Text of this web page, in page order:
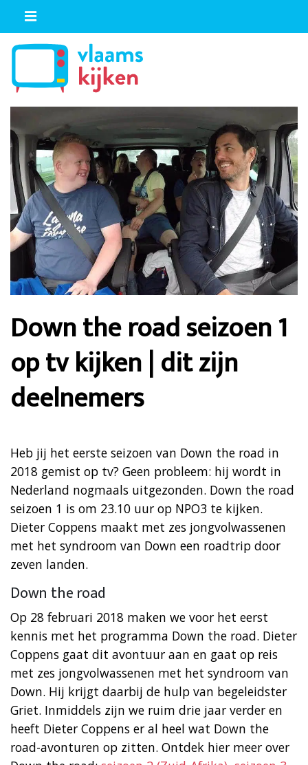
Down the road seizoen 1
op tv kijken | dit zijn
deelnemers
Heb jij het eerste seizoen van Down the road in
2018 gemist op tv? Geen probleem: hij wordt in
Nederland nogmaals uitgezonden. Down the road
seizoen 1 is om 23.10 uur op NPO3 te kijken.
Dieter Coppens maakt met zes jongvolwassenen
met het syndroom van Down een roadtrip door
zeven landen.
Down the road
Op 28 februari 2018 maken we voor het eerst
kennis met het programma Down the road. Dieter
Coppens gaat dit avontuur aan en gaat op reis
met zes jongvolwassenen met het syndroom van
Down. Hij krijgt daarbij de hulp van begeleidster
Griet. Inmiddels zijn we ruim drie jaar verder en
heeft Dieter Coppens er al heel wat Down the
road-avonturen op zitten. Ontdek hier meer over